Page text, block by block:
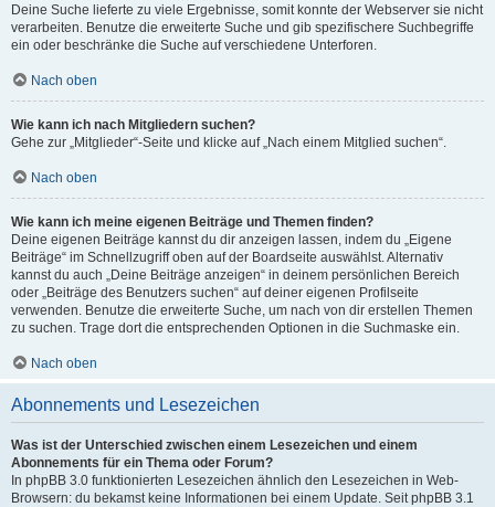
Deine Suche lieferte zu viele Ergebnisse, somit konnte der Webserver sie nicht
verarbeiten. Benutze die erweiterte Suche und gib spezifischere Suchbegriffe
ein oder beschränke die Suche auf verschiedene Unterforen.
Nach oben
Wie kann ich nach Mitgliedern suchen?
Gehe zur „Mitglieder“-Seite und klicke auf „Nach einem Mitglied suchen“.
Nach oben
Wie kann ich meine eigenen Beiträge und Themen finden?
Deine eigenen Beiträge kannst du dir anzeigen lassen, indem du „Eigene
Beiträge“ im Schnellzugriff oben auf der Boardseite auswählst. Alternativ
kannst du auch „Deine Beiträge anzeigen“ in deinem persönlichen Bereich
oder „Beiträge des Benutzers suchen“ auf deiner eigenen Profilseite
verwenden. Benutze die erweiterte Suche, um nach von dir erstellen Themen
zu suchen. Trage dort die entsprechenden Optionen in die Suchmaske ein.
Nach oben
Abonnements und Lesezeichen
Was ist der Unterschied zwischen einem Lesezeichen und einem
Abonnements für ein Thema oder Forum?
In phpBB 3.0 funktionierten Lesezeichen ähnlich den Lesezeichen in Web-
Browsern: du bekamst keine Informationen bei einem Update. Seit phpBB 3.1